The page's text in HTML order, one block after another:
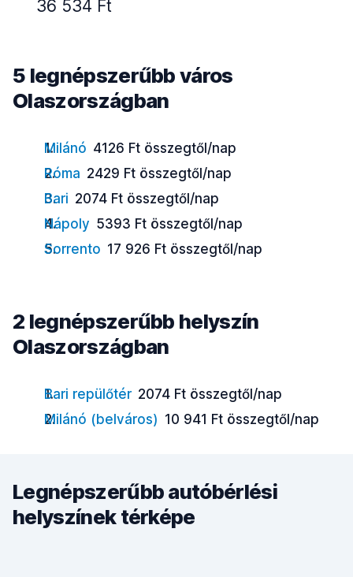
36 534 Ft
5 legnépszerűbb város
Olaszországban
Milánó 4126 Ft összegtől/nap
Róma 2429 Ft összegtől/nap
Bari 2074 Ft összegtől/nap
Nápoly 5393 Ft összegtől/nap
Sorrento 17 926 Ft összegtől/nap
2 legnépszerűbb helyszín
Olaszországban
Bari repülőtér 2074 Ft összegtől/nap
Milánó (belváros) 10 941 Ft összegtől/nap
Legnépszerűbb autóbérlési
helyszínek térképe